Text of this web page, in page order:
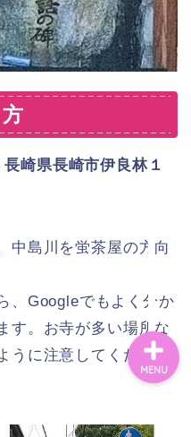
長崎県長崎市伊良林１
中島川を蛍茶屋の方向
、Googleでもよく分か
す。お寺が多い場所な
うに注意してください
MENU
ホーム
看護師